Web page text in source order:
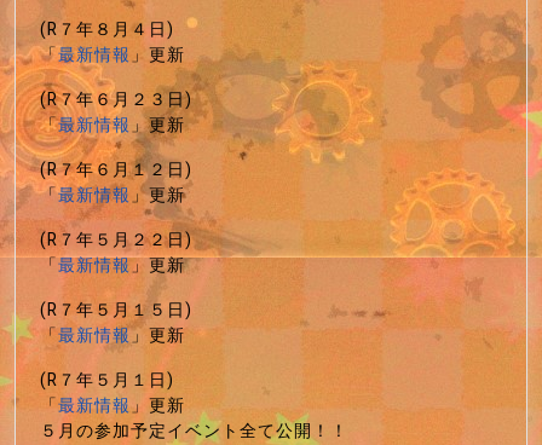
(R７年８月４日)
「最新情報」更新
(R７年６月２３日)
「最新情報」更新
(R７年６月１２日)
「最新情報」更新
(R７年５月２２日)
「最新情報」更新
(R７年５月１５日)
「最新情報」更新
(R７年５月１日)
「最新情報」更新
５月の参加予定イベント全て公開！！